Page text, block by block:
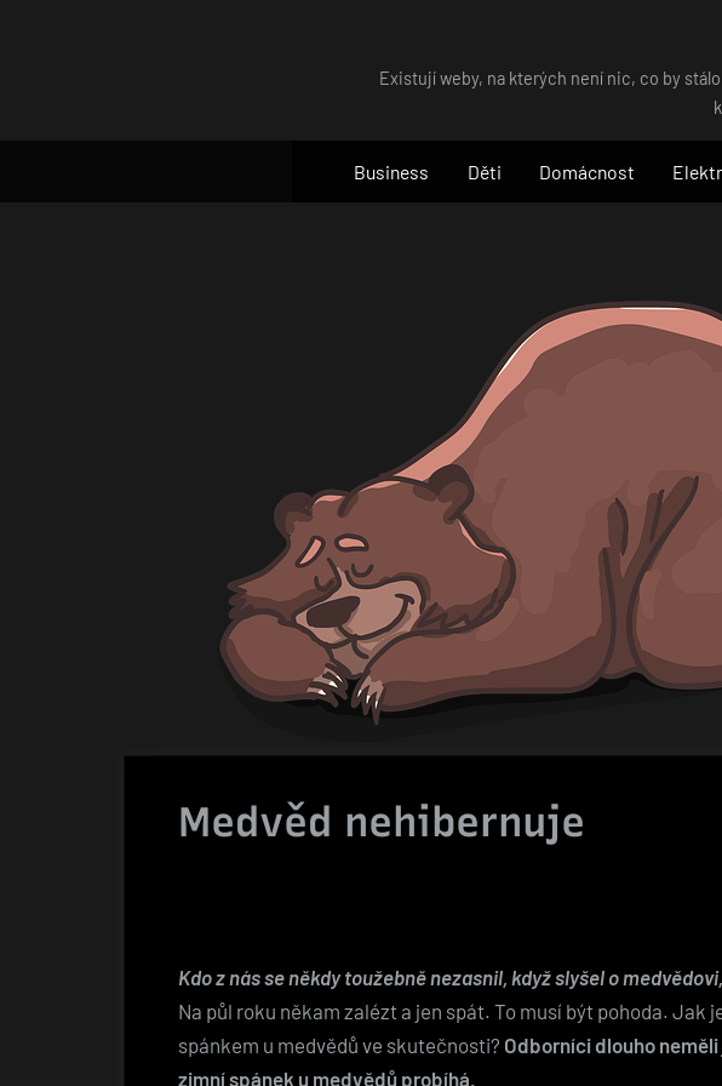
Existují weby, na kterých není nic, co by
Business Děti Domácnost
Medvěd nehibernuje
Kdo z nás se někdy toužebně nezasnil, když slyšel o
Na půl roku někam zalézt a jen spát. To musí být pohoda. Jak
spánkem u medvědů ve skutečnosti? Odborníci dlouho
zimní spánek u medvědů probíhá.